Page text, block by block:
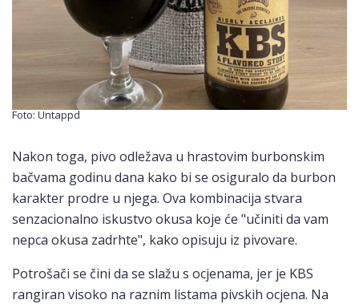
Foto: Untappd
Nakon toga, pivo odležava u hrastovim burbonskim
bačvama godinu dana kako bi se osiguralo da burbon
karakter prodre u njega. Ova kombinacija stvara
senzacionalno iskustvo okusa koje će "učiniti da vam
nepca okusa zadrhte", kako opisuju iz pivovare.
Potrošači se čini da se slažu s ocjenama, jer je KBS
rangiran visoko na raznim listama pivskih ocjena. Na